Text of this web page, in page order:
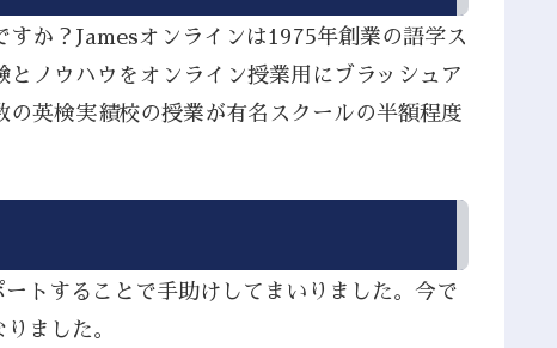
か？Jamesオンラインは1975年創業の語学ス
ノウハウをオンライン授業用にブラッシュア
英検実績校の授業が有名スクールの半額程度
トすることで手助けしてまいりました。今で
ました。